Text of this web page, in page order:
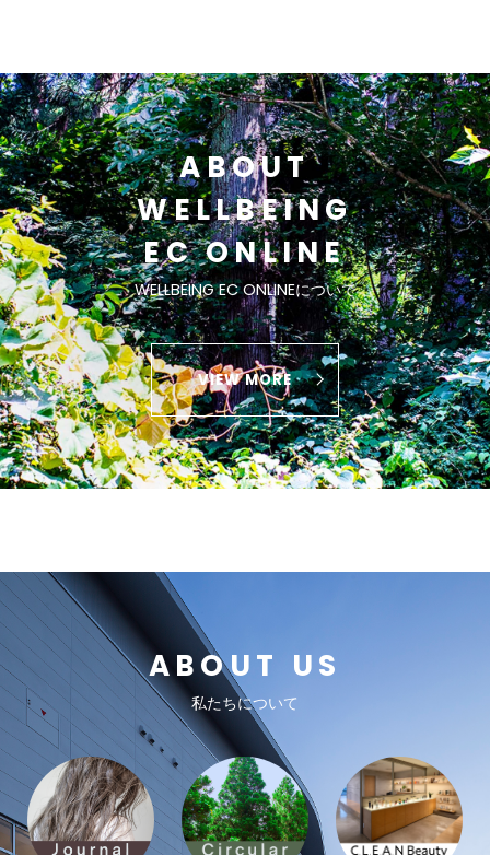
ABOUT
WELLBEING
EC ONLINE
WELLBEING EC ONLINEについて
VIEW MORE
ABOUT US
私たちについて